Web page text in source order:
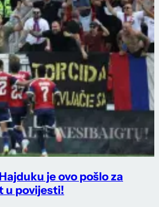
je ovo pošlo za
u povijesti!